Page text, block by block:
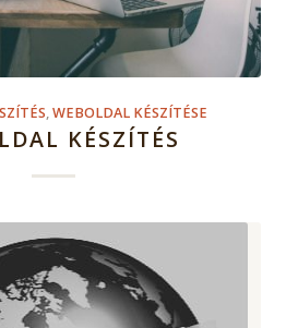
,WEBOLDAL KÉSZÍTÉSE
KÉSZÍTÉS